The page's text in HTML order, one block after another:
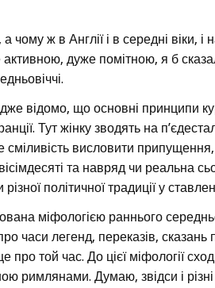
чому ж в Англії і в середні віки,
дуже помітною, я б
відомо, що основні принципи
Тут жінку зводять на
сміливість висловити
та навряд чи реальна
політичної традиції у
міфологією раннього
часи легенд, переказів,
про той час. До цієї міфології
римлянами. Думаю, звідси і